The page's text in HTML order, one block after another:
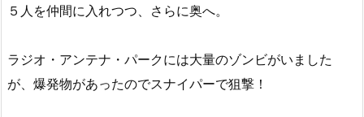
５人を仲間に入れつつ、さらに奥へ。
ラジオ・アンテナ・パークには大量のゾンビがいました
が、爆発物があったのでスナイパーで狙撃！